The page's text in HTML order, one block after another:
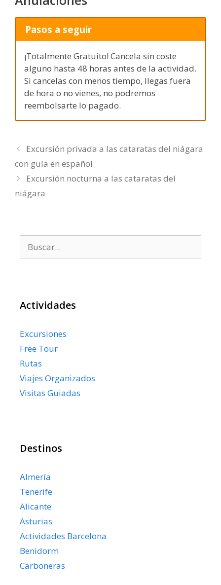
Pasos a seguir
¡Totalmente Gratuito! Cancela sin coste
alguno hasta 48 horas antes de la actividad.
Si cancelas con menos tiempo, llegas fuera
de hora o no vienes, no podremos
reembolsarte lo pagado.
Excursión privada a las cataratas del niágara
con guía en español
Excursión nocturna a las cataratas del
niágara
Actividades
Excursiones
Free Tour
Rutas
Viajes Organizados
Visitas Guiadas
Destinos
Almería
Tenerife
Alicante
Asturias
Actividades Barcelona
Benidorm
Carboneras